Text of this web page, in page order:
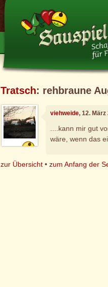
Tratsch: rehbraune
viehweide, 12. März
....kann mir gut
wäre, wenn das
zur Übersicht •zum Anfang der